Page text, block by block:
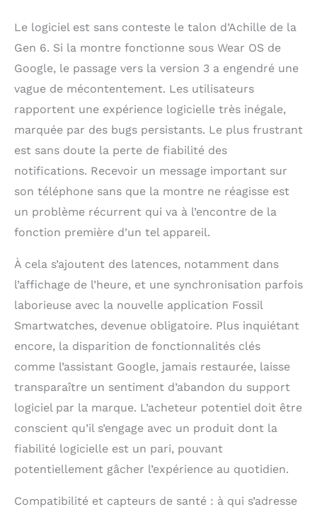
votre téléphone n’est
optimisez la durée de
vie de la batterie grâce
économie d’énergie
simplifiés
Le logiciel est sans conteste le talon d’Achille de la
Gen 6. Si la montre fonctionne sous Wear OS de
Google, le passage vers la version 3 a engendré une
vague de mécontentement. Les utilisateurs
rapportent une expérience logicielle très inégale,
marquée par des bugs persistants. Le plus frustrant
est sans doute la perte de fiabilité des
notifications. Recevoir un message important sur
son téléphone sans que la montre ne réagisse est
un problème récurrent qui va à l’encontre de la
fonction première d’un tel appareil.
À cela s’ajoutent des latences, notamment dans
l’affichage de l’heure, et une synchronisation parfois
laborieuse avec la nouvelle application Fossil
Smartwatches, devenue obligatoire. Plus inquiétant
encore, la disparition de fonctionnalités clés
comme l’assistant Google, jamais restaurée, laisse
transparaître un sentiment d’abandon du support
logiciel par la marque. L’acheteur potentiel doit être
conscient qu’il s’engage avec un produit dont la
fiabilité logicielle est un pari, pouvant
potentiellement gâcher l’expérience au quotidien.
Compatibilité et capteurs de santé : à qui s’adresse